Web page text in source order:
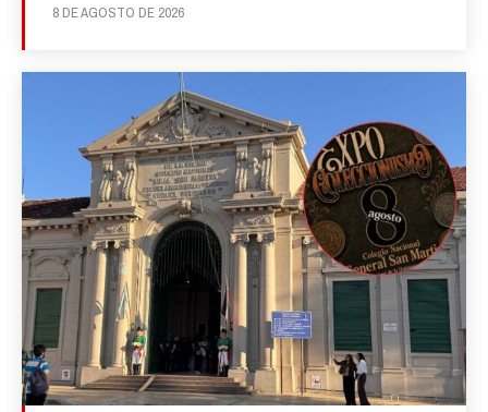
8 DE AGOSTO DE 2026